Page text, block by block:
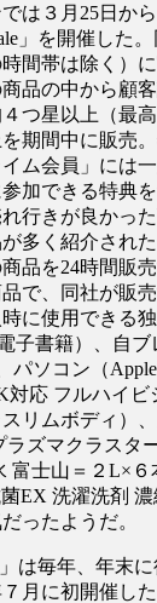
は３月25日か
」を開催した
時間帯は除く）
品の中から顧
つ星以上（最
期間中に販売
ム会員」には
加できる特典を
行きが良かっ
多く紹介され
品を24時間販
で、同社が販
に使用できる
子書籍）、自
パソコン（
対応 フルハイビ
リムボディ）
ラズマクラスタ
富士山＝２L×
菌EX 洗濯洗剤
ったようだ。
」は毎年、年末
月に初開催し